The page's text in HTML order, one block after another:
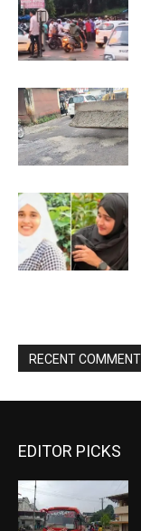
RECENT
EDITOR PICKS